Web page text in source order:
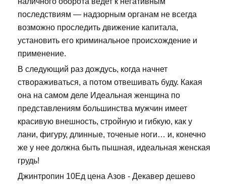
последствиям — надзорным органам не всегда
возможно проследить движение капитала,
установить его криминальное происхождение и
применение.
В следующий раз дождусь, когда начнет
створаживаться, а потом отвешивать буду. Какая
она на самом деле Идеальная женщина по
представлениям большинства мужчин имеет
красивую внешность, стройную и гибкую, как у
лани, фигуру, длинные, точеные ноги… и, конечно
же у нее должна быть пышная, идеальная женская
грудь!
Джинтропин 10Ед цена Азов - Декавер дешево